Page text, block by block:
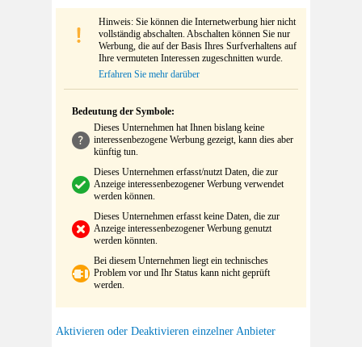
Hinweis: Sie können die Internetwerbung hier nicht
vollständig abschalten. Abschalten können Sie nur
Werbung, die auf der Basis Ihres Surfverhaltens auf
Ihre vermuteten Interessen zugeschnitten wurde.
Erfahren Sie mehr darüber
Bedeutung der Symbole:
Dieses Unternehmen hat Ihnen bislang keine
interessenbezogene Werbung gezeigt, kann dies aber
künftig tun.
Dieses Unternehmen erfasst/nutzt Daten, die zur
Anzeige interessenbezogener Werbung verwendet
werden können.
Dieses Unternehmen erfasst keine Daten, die zur
Anzeige interessenbezogener Werbung genutzt
werden könnten.
Bei diesem Unternehmen liegt ein technisches
Problem vor und Ihr Status kann nicht geprüft
werden.